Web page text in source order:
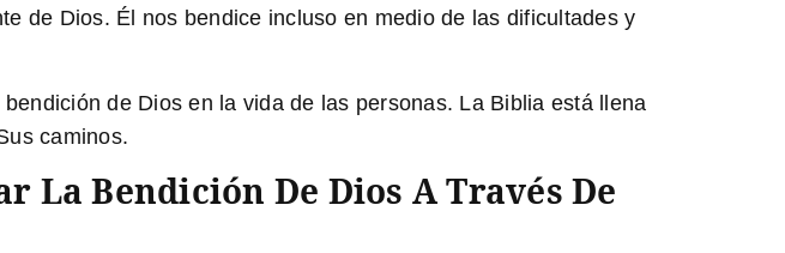
de Dios. Él nos bendice incluso en medio de las dificultades y
de Dios en la vida de las personas. La Biblia está llena
caminos.
La Bendición De Dios A Través De